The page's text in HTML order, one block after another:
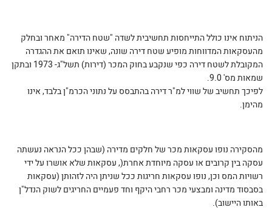
הניתוח אינו כולל התייחסות תחשיבית לשדה "שטח הדירה" מאחר ובחלק
מהעסקאות המדווחות מופיע שטח דירה שונה, שאינו תואם את ההגדרה
המקובלת לשטח דירה כפי שנקבע בחוק המכר (דירות) תשל"ג- 1973 ובתקן
שמאות מס' 9.0.
לפיכך תחשיב של שווי למ"ר דירה בהתבסס על נתוני הכרמ"ן בלבד, אינו
מהימן.
מהסקירה נופו עסקאות מכר של חלקים מדירה (שבהן ככל הנראה נעשתה
עסקה בין קרובים או עסקה מיוחדת אחרת(, עסקאות שלא אושרו על ידי
רשויות המס וכן, נופו עסקאות חריגות ככל שניתן היה לזהותן (עסקאות
בסבסוד מדינה ומבצעי מכר רחבי היקף וחד פעמיים החריגים לשוק הנדל"ן
באותו היישוב).